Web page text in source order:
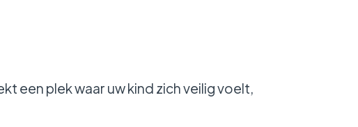
een plek waar uw kind zich veilig voelt,